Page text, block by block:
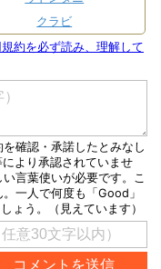
クラビ